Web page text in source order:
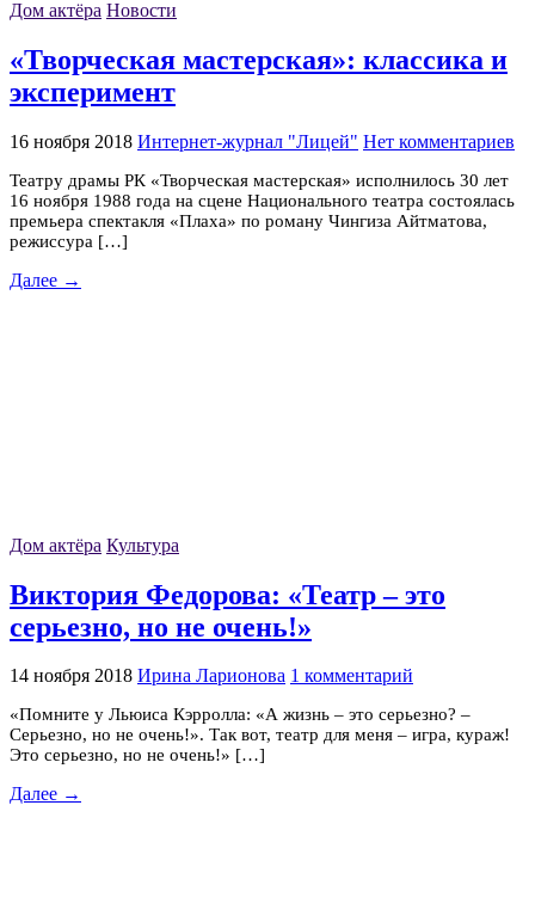
Дом актёра Новости
«Творческая мастерская»: классика и
эксперимент
16 ноября 2018 Интернет-журнал "Лицей" Нет комментариев
Театру драмы РК «Творческая мастерская» исполнилось 30 лет
16 ноября 1988 года на сцене Национального театра состоялась
премьера спектакля «Плаха» по роману Чингиза Айтматова,
режиссура […]
Далее →
Дом актёра Культура
Виктория Федорова: «Театр – это
серьезно, но не очень!»
14 ноября 2018 Ирина Ларионова 1 комментарий
«Помните у Льюиса Кэрролла: «А жизнь – это серьезно? –
Серьезно, но не очень!». Так вот, театр для меня – игра, кураж!
Это серьезно, но не очень!» […]
Далее →